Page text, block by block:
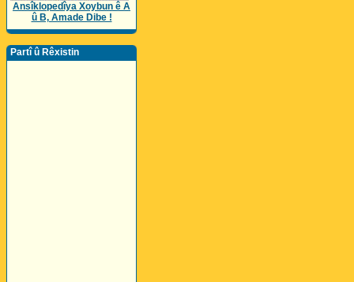
Ansîklopedîya Xoybun ê A
û B, Amade Dibe !
Partî û Rêxistin